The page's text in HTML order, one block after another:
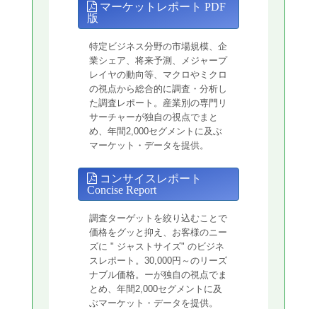
マーケットレポート PDF
版
特定ビジネス分野の市場規模、企
業シェア、将来予測、メジャープ
レイヤの動向等、マクロやミクロ
の視点から総合的に調査・分析し
た調査レポート。産業別の専門リ
サーチャーが独自の視点でまと
め、年間2,000セグメントに及ぶ
マーケット・データを提供。
コンサイスレポート
Concise Report
調査ターゲットを絞り込むことで
価格をグッと抑え、お客様のニー
ズに " ジャストサイズ" のビジネ
スレポート。30,000円～のリーズ
ナブル価格。ーが独自の視点でま
とめ、年間2,000セグメントに及
ぶマーケット・データを提供。